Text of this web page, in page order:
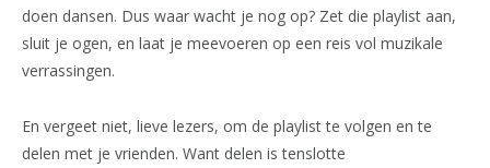
doen dansen. Dus waar wacht je nog op? Zet die playlist aan,
sluit je ogen, en laat je meevoeren op een reis vol muzikale
verrassingen.
En vergeet niet, lieve lezers, om de playlist te volgen en te
delen met je vrienden. Want delen is tenslotte